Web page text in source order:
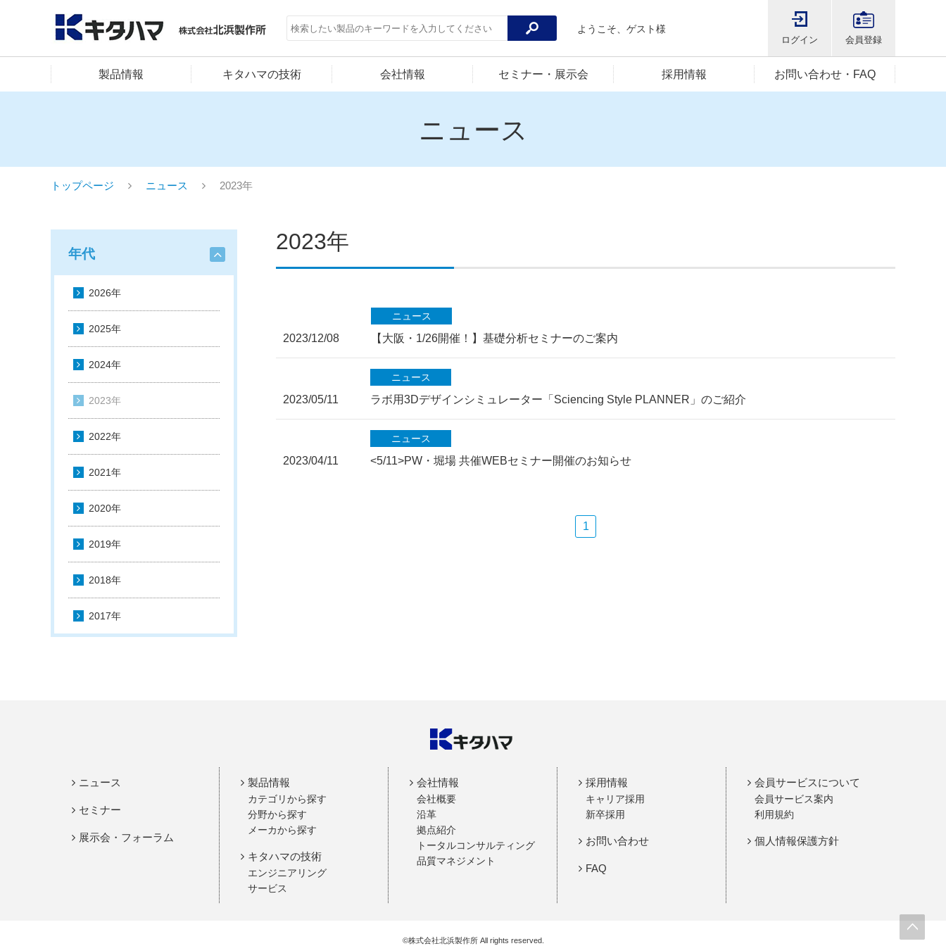
ようこそ、ゲスト様
ログイン 会員登録
製品情報 キタハマの技術 会社情報 セミナー・展示会 採用情報 お問い合わせ・FAQ
ニュース
トップページ ニュース 2023年
年代
2026年
2025年
2024年
2023年
2022年
2021年
2020年
2019年
2018年
2017年
2023年
2023/12/08
ニュース
【大阪・1/26開催！】基礎分析セミナーのご案内
2023/05/11
ニュース
ラボ用3Dデザインシミュレーター「Sciencing Style PLANNER」のご紹介
2023/04/11
ニュース
<5/11>PW・堀場 共催WEBセミナー開催のお知らせ
1
ニュース
セミナー
展示会・フォーラム
製品情報
カテゴリから探す
分野から探す
メーカから探す
キタハマの技術
エンジニアリング
サービス
会社情報
会社概要
沿革
拠点紹介
トータルコンサルティング
品質マネジメント
採用情報
キャリア採用
新卒採用
お問い合わせ
FAQ
会員サービスについて
会員サービス案内
利用規約
個人情報保護方針
©株式会社北浜製作所 All rights reserved.